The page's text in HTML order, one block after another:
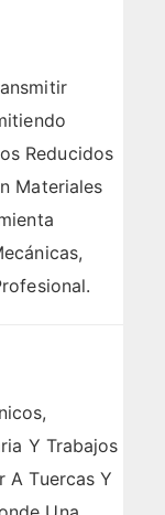
Reducidos
Materiales
Y Trabajos
A Tuercas Y